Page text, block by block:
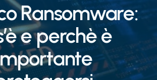
Ransomware:
e perchè è